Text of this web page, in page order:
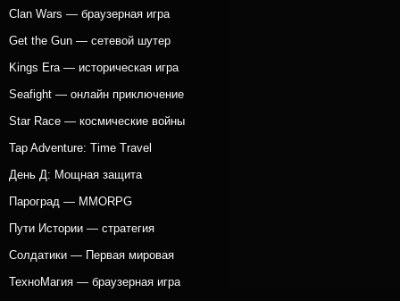
Clan Wars — браузерная игра
Get the Gun — сетевой шутер
Kings Era — историческая игра
Seafight — онлайн приключение
Star Race — космические войны
Tap Adventure: Time Travel
День Д: Мощная защита
Пароград — MMORPG
Пути Истории — стратегия
Солдатики — Первая мировая
ТехноМагия — браузерная игра